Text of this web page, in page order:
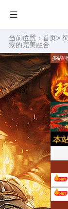
当前位置： 首页>
索的完美融合